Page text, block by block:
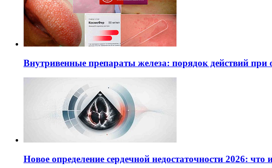
Внутривенные препараты железа: порядок действий
Новое определение сердечной недостаточности 2026: